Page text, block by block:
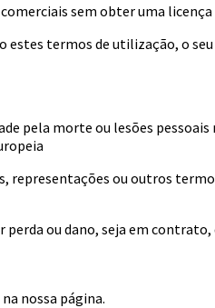
sem obter uma
termos de utilização, o
pela morte ou lesões
ou outros
ou dano, seja em
nossa página.